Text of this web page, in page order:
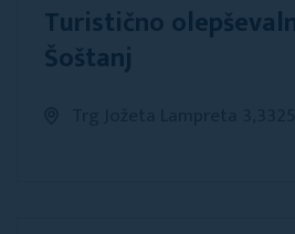
Turistično
Šoštanj